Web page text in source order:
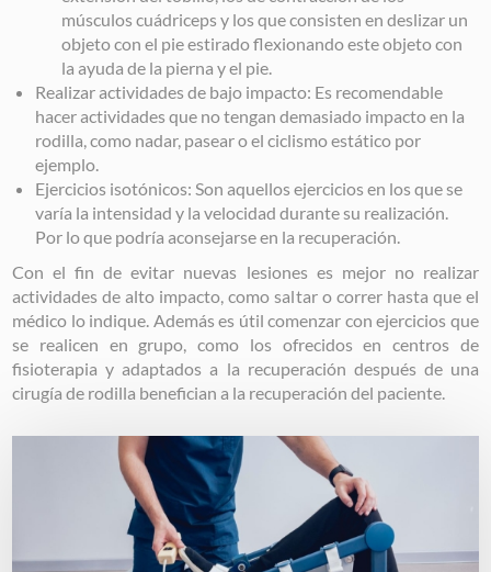
músculos cuádriceps y los que consisten en deslizar un
objeto con el pie estirado flexionando este objeto con
la ayuda de la pierna y el pie.
Realizar actividades de bajo impacto: Es recomendable
hacer actividades que no tengan demasiado impacto en la
rodilla, como nadar, pasear o el ciclismo estático por
ejemplo.
Ejercicios isotónicos: Son aquellos ejercicios en los que se
varía la intensidad y la velocidad durante su realización.
Por lo que podría aconsejarse en la recuperación.
Con el fin de evitar nuevas lesiones es mejor no realizar
actividades de alto impacto, como saltar o correr hasta que el
médico lo indique. Además es útil comenzar con ejercicios que
se realicen en grupo, como los ofrecidos en centros de
fisioterapia y adaptados a la recuperación después de una
cirugía de rodilla benefician a la recuperación del paciente.